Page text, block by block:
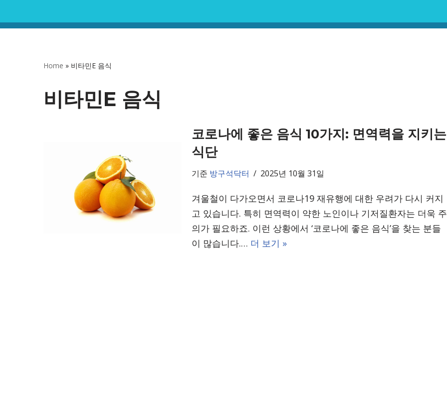
콘
Home » 비타민E 음식
비타민E 음식
코로나에 좋은 음식 10가지: 면역력을 지키는
식단
기준 방구석닥터 2025년 10월 31일
겨울철이 다가오면서 코로나19 재유행에 대한 우려가 다시 커지
고 있습니다. 특히 면역력이 약한 노인이나 기저질환자는 더욱 주
의가 필요하죠. 이런 상황에서 ‘코로나에 좋은 음식’을 찾는 분들
이 많습니다.… 더 보기 »